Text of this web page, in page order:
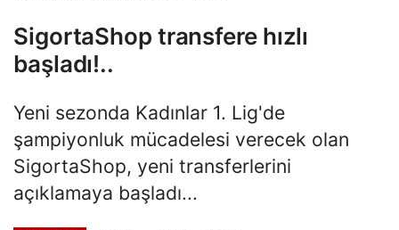
SigortaShop transfere hızlı
başladı!..
Yeni sezonda Kadınlar 1. Lig'de
şampiyonluk mücadelesi verecek olan
SigortaShop, yeni transferlerini
açıklamaya başladı...